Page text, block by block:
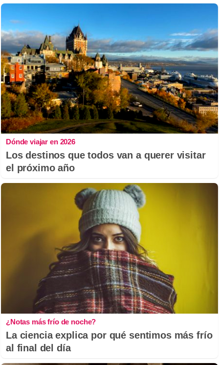
Dónde viajar en 2026
Los destinos que todos van a querer visitar
el próximo año
¿Notas más frío de noche?
La ciencia explica por qué sentimos más frío
al final del día